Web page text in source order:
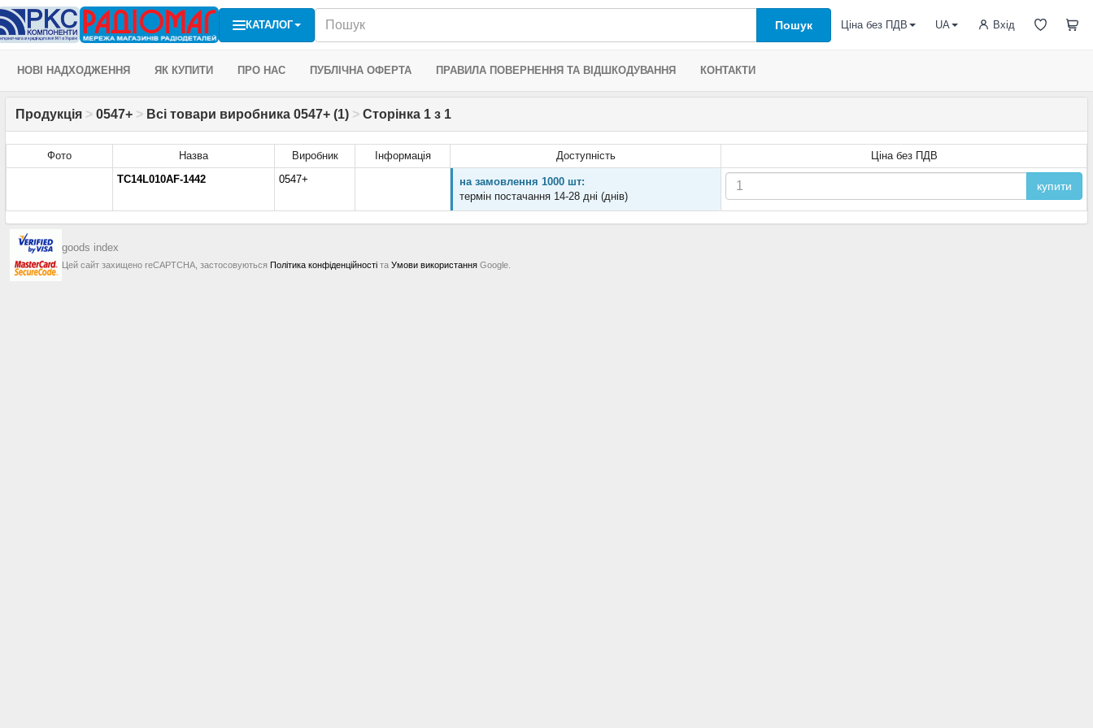
КАТАЛОГ Пошук Вхід
Ціна без ПДВ UA
НОВІ НАДХОДЖЕННЯ ЯК КУПИТИ ПРО НАС ПУБЛІЧНА ОФЕРТА ПРАВИЛА ПОВЕРНЕННЯ ТА ВІДШКОДУВАННЯ КОНТАКТИ
Продукція > 0547+ > Всі товари виробника 0547+ (1) > Сторінка 1 з 1
Фото Назва Виробник Інформація Доступність
Ціна без ПДВ
TC14L010AF-1442
0547+
на замовлення 1000 шт:
термін постачання 14-28 дні (днів)
купити
goods index
Цей сайт захищено reCAPTCHA, застосовуються Політика конфіденційності та Умови використання Google.